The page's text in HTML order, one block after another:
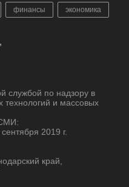
финансы экономика
службой по надзору в
и массовых
2019 г.
край,